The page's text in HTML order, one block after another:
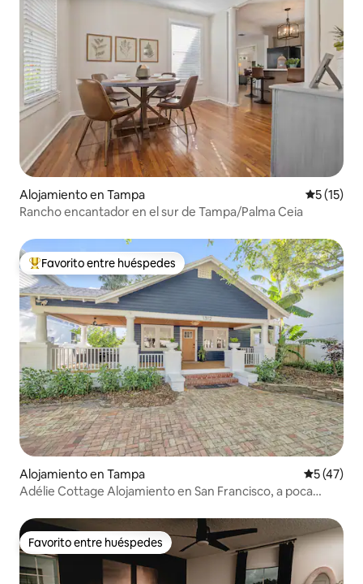
Alojamiento en Tampa
5 (15)
Rancho encantador en el sur de Tampa/Palma Ceia
Favorito entre huéspedes preferido
Favorito entre huéspedes
Alojamiento en Tampa
5 (47)
Adélie Cottage Alojamiento en San Francisco, a poca
Favorito entre huéspedes
Favorito entre huéspedes